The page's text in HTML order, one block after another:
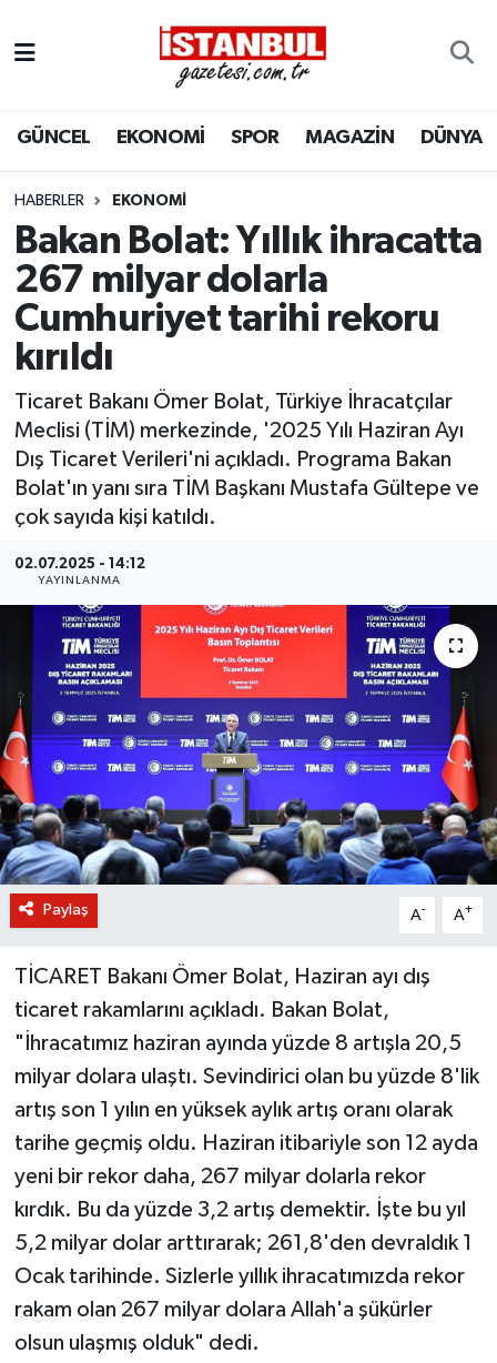
GÜNCEL EKONOMİ SPOR MAGAZİN DÜNYA
HABERLER EKONOMI
Bakan Bolat: Yıllık ihracatta
267 milyar dolarla
Cumhuriyet tarihi rekoru
kırıldı
Ticaret Bakanı Ömer Bolat, Türkiye İhracatçılar
Meclisi (TİM) merkezinde, '2025 Yılı Haziran Ayı
Dış Ticaret Verileri'ni açıkladı. Programa Bakan
Bolat'ın yanı sıra TİM Başkanı Mustafa Gültepe ve
çok sayıda kişi katıldı.
02.07.2025 - 14:12
YAYINLANMA
Paylaş A- A+
TİCARET Bakanı Ömer Bolat, Haziran ayı dış
ticaret rakamlarını açıkladı. Bakan Bolat,
"İhracatımız haziran ayında yüzde 8 artışla 20,5
milyar dolara ulaştı. Sevindirici olan bu yüzde 8'lik
artış son 1 yılın en yüksek aylık artış oranı olarak
tarihe geçmiş oldu. Haziran itibariyle son 12 ayda
yeni bir rekor daha, 267 milyar dolarla rekor
kırdık. Bu da yüzde 3,2 artış demektir. İşte bu yıl
5,2 milyar dolar arttırarak; 261,8'den devraldık 1
Ocak tarihinde. Sizlerle yıllık ihracatımızda rekor
rakam olan 267 milyar dolara Allah'a şükürler
olsun ulaşmış olduk" dedi.
EKONOMİ
İSTANBUL
DÜNYA
SPOR
MAGAZİN
KÜLTÜR SANAT
SAĞLIK
KURUMSAL
Nöbetçi Eczaneler
Hava Durumu
Trafik Durumu
Süper Lig Puan Durumu ve Fikstür
Tüm Manşetler
Son Dakika Haberleri
Haber Arşivi